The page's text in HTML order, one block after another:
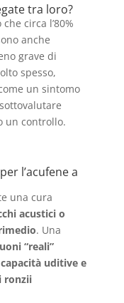
tra loro?
circa l’80%
anche
grave di
spesso,
un sintomo
un controllo.
l’acufene a
una cura
acustici o
. Una
“reali”
uditive e
ronzii